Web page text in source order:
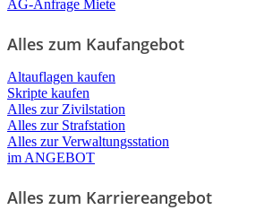
AG-Anfrage Miete
Alles zum Kaufangebot
Altauflagen kaufen
Skripte kaufen
Alles zur Zivilstation
Alles zur Strafstation
Alles zur Verwaltungsstation
im ANGEBOT
Alles zum Karriereangebot